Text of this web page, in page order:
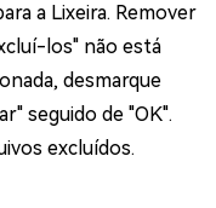
a Lixeira. Remover
los" não está
desmarque
seguido de "OK".
excluídos.